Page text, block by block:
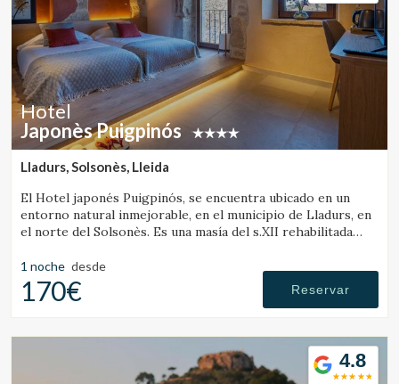
Hotel
Japonès Puigpinós
Lladurs, Solsonès, Lleida
El Hotel japonés Puigpinós, se encuentra ubicado en un
entorno natural inmejorable, en el municipio de Lladurs, en
el norte del Solsonès. Es una masía del s.XII rehabilitada
diseño y ambientación minimalista y elegante de estilo
japonés.
1 noche desde
170€ Reservar
4.8